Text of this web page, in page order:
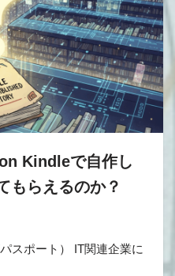
Kindleで自作し
もらえるのか？
スポート） IT関連企業に